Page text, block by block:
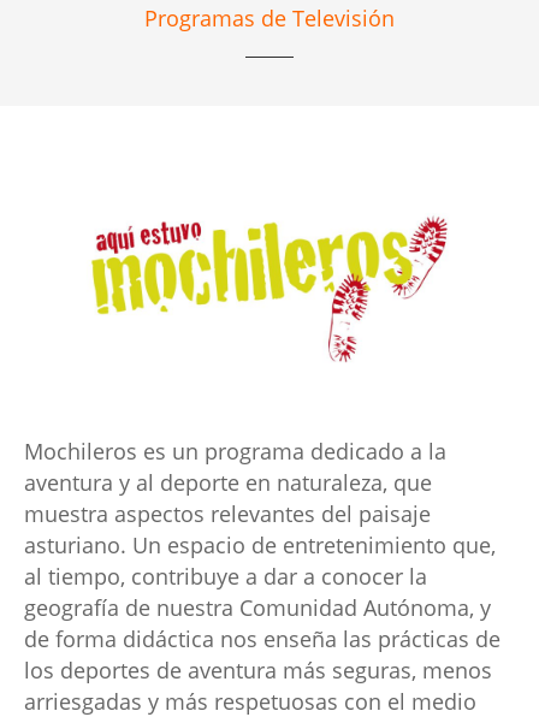
Programas de Televisión
Mochileros es un programa dedicado a la
aventura y al deporte en naturaleza, que
muestra aspectos relevantes del paisaje
asturiano. Un espacio de entretenimiento que,
al tiempo, contribuye a dar a conocer la
geografía de nuestra Comunidad Autónoma, y
de forma didáctica nos enseña las prácticas de
los deportes de aventura más seguras, menos
arriesgadas y más respetuosas con el medio